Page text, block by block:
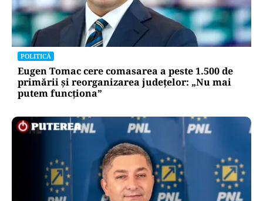
POLITICĂ
Eugen Tomac cere comasarea a peste 1.500 de
primării și reorganizarea județelor: „Nu mai
putem funcționa”